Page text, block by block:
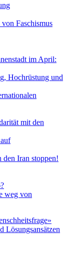
Faschismus
im April:
Hochrüstung und
mit den
Iran stoppen!
weg von